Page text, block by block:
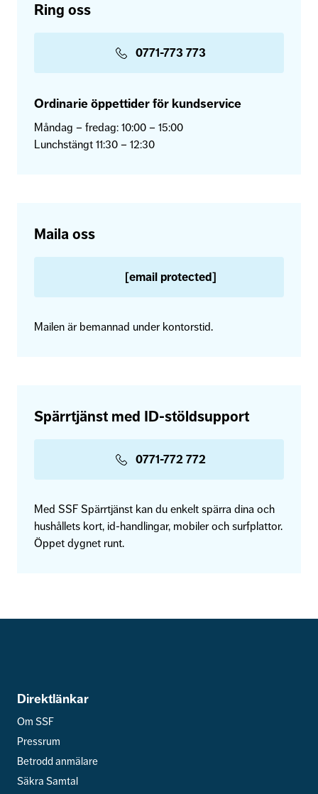
Ring oss
0771-773 773
Ordinarie öppettider för kundservice
Måndag – fredag: 10:00 – 15:00
Lunchstängt 11:30 – 12:30
Maila oss
[email protected]
Mailen är bemannad under kontorstid.
Spärrtjänst med ID-stöldsupport
0771-772 772
Med SSF Spärrtjänst kan du enkelt spärra dina och
hushållets kort, id-handlingar, mobiler och surfplattor.
Öppet dygnet runt.
Direktlänkar
Om SSF
Pressrum
Betrodd anmälare
Säkra Samtal